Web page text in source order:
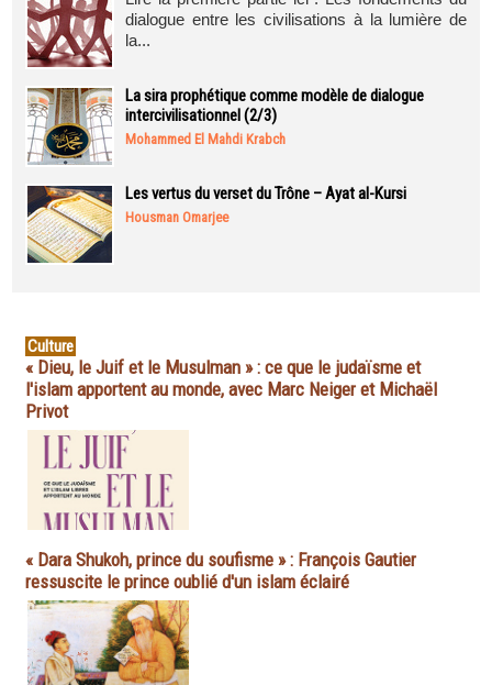
dialogue entre les civilisations à la lumière de
la...
La sira prophétique comme modèle de dialogue
intercivilisationnel (2/3)
Mohammed El Mahdi Krabch
Les vertus du verset du Trône – Ayat al-Kursi
Housman Omarjee
Culture
« Dieu, le Juif et le Musulman » : ce que le judaïsme et
l'islam apportent au monde, avec Marc Neiger et Michaël
Privot
« Dara Shukoh, prince du soufisme » : François Gautier
ressuscite le prince oublié d'un islam éclairé